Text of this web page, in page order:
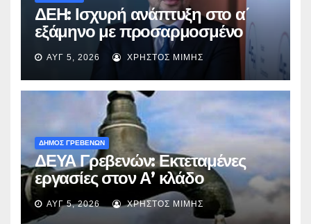
ΔΕΗ: Ισχυρή ανάπτυξη στο α΄
εξάμηνο με προσαρμοσμένο
EBITDA στα €1,2 δισ.
ΑΥΓ 5, 2026 ΧΡΉΣΤΟΣ ΜΊΜΗΣ
ΔΗΜΟΣ ΓΡΕΒΕΝΩΝ
ΔΕΥΑ Γρεβενών: Εκτεταμένες
εργασίες στον Α’ κλάδο
ύδρευσης – Ποιες περιοχές
επηρεάζονται την Πέμπτη
ΑΥΓ 5, 2026 ΧΡΉΣΤΟΣ ΜΊΜΗΣ